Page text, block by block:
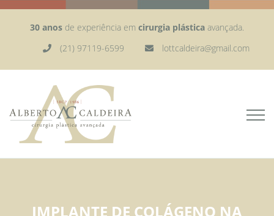
30 anos de experiência em cirurgia plástica avançada.
(21) 97119-6599
lottcaldeira@gmail.com
IMPLANTE DE COLÁGENO NA